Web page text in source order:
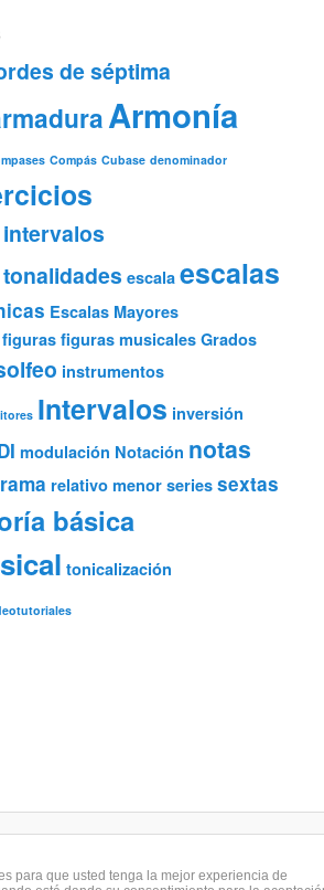
de séptima
Armonía
Compás Cubase denominador
escala escalas
Escalas Mayores
figuras figuras musicales Grados
instrumentos
Intervalos inversión
modulación Notación notas
relativo menor series sextas
básica
tonicalización
Atribución-CompartirIgual 3.0 Unported. Créditos:
para que usted tenga la mejor experiencia de